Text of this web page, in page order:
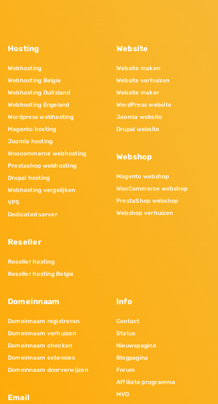
Hosting
Webhosting
Webhosting Belgie
Webhosting Duitsland
Webhosting Engeland
Wordpress webhosting
Magento hosting
Joomla hosting
Woocommerce webhosting
Prestashop webhosting
Drupal hosting
Webhosting vergelijken
VPS
Dedicated server
Reseller
Reseller hosting
Reseller hosting Belgie
Website
Website maken
Website verhuizen
Website maker
WordPress website
Joomla website
Drupal website
Webshop
Magento webshop
WooCommerce webshop
PrestaShop webshop
Webshop verhuizen
Domeinnaam
Domeinnaam registreren
Domeinnaam verhuizen
Domeinnaam checken
Domeinnaam extensies
Domeinnaam doorverwijzen
Email
Info
Contact
Status
Nieuwspagina
Blogpagina
Forum
Affiliate programma
MVO